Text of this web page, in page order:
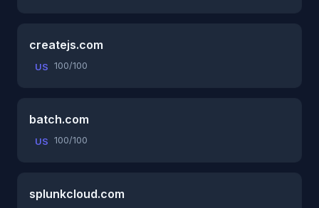
createjs.com
US 100/100
batch.com
US 100/100
splunkcloud.com